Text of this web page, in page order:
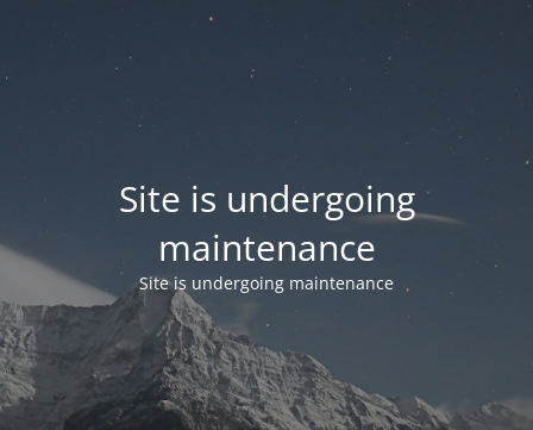
Site is undergoing
maintenance
Site is undergoing maintenance